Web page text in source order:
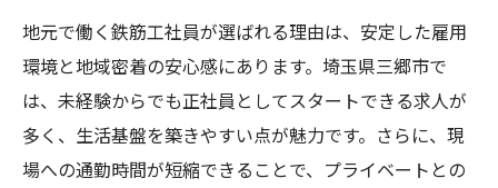
地元で働く鉄筋工社員が選ばれる理由は、安定した雇用
環境と地域密着の安心感にあります。埼玉県三郷市で
は、未経験からでも正社員としてスタートできる求人が
多く、生活基盤を築きやすい点が魅力です。さらに、現
場への通勤時間が短縮できることで、プライベートとの